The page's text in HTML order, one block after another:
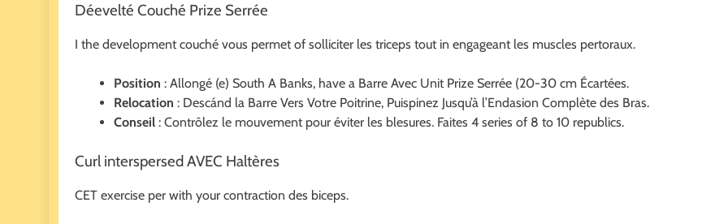
Déevelté Couché Prize Serrée
I the development couché vous permet of solliciter les triceps tout in engageant les muscles pertoraux.
Position : Allongé (e) South A Banks, have a Barre Avec Unit Prize Serrée (20-30 cm Écartées.
Relocation : Descánd la Barre Vers Votre Poitrine, Puispinez Jusqu’à l’Endasion Complète des Bras.
Conseil : Contrôlez le mouvement pour éviter les blesures. Faites 4 series of 8 to 10 republics.
Curl interspersed AVEC Haltères
CET exercise per with your contraction des biceps.